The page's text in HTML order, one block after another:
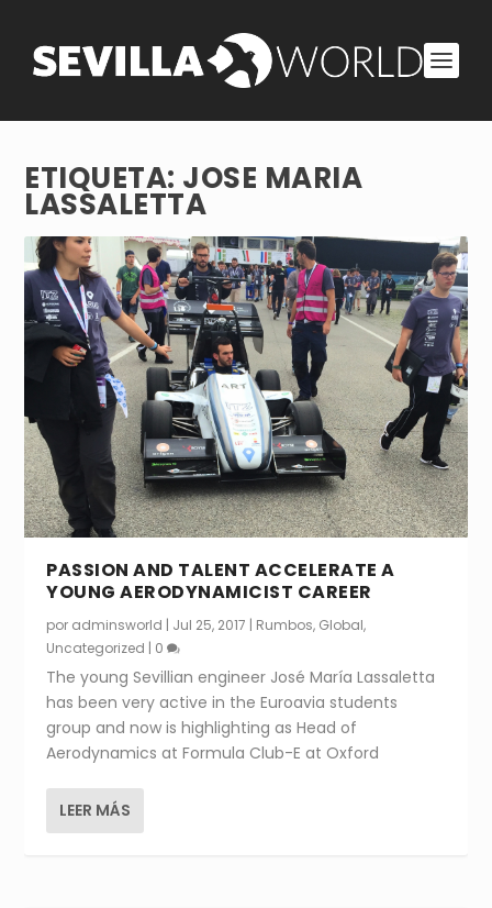
ETIQUETA: JOSE MARIA
LASSALETTA
PASSION AND TALENT ACCELERATE A
YOUNG AERODYNAMICIST CAREER
por adminsworld | Jul 25, 2017 | Rumbos, Global,
Uncategorized | 0
The young Sevillian engineer José María Lassaletta
has been very active in the Euroavia students
group and now is highlighting as Head of
Aerodynamics at Formula Club-E at Oxford
LEER MÁS